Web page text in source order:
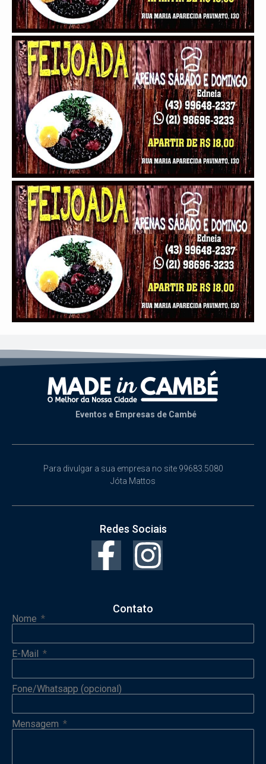
Eventos e Empresas de Cambé
Para divulgar a sua empresa no site 99683.5080
Jóta Mattos
Redes Sociais
Contato
Nome
E-Mail
Fone/Whatsapp (opcional)
Mensagem